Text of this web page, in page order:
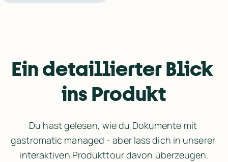
Ein detaillierter Blick
ins Produkt
Du hast gelesen, wie du Dokumente mit
gastromatic managed - aber lass dich in unserer
interaktiven Produkttour davon überzeugen.